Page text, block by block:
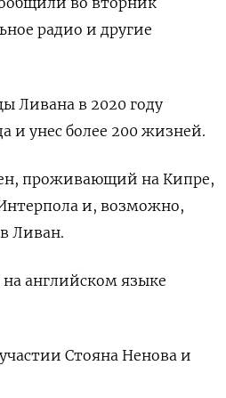
радио и другие
Ливана в 2020 году
и унес более 200 жизней.
проживающий на Кипре,
и, возможно,
Ливан.
английском языке
Стояна Ненова и